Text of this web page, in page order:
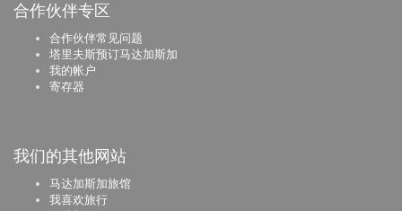
合作伙伴专区
合作伙伴常见问题
塔里夫斯预订马达加斯加
我的帐户
寄存器
我们的其他网站
马达加斯加旅馆
我喜欢旅行